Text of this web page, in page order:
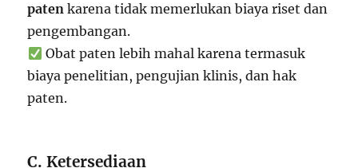
paten karena tidak memerlukan biaya riset dan
pengembangan.
Obat paten lebih mahal karena termasuk
biaya penelitian, pengujian klinis, dan hak
paten.
C. Ketersediaan